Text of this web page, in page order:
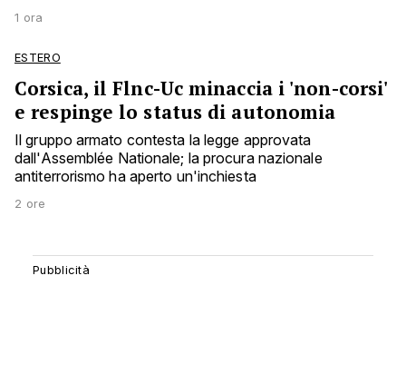
1 ora
ESTERO
Corsica, il Flnc-Uc minaccia i 'non-corsi'
e respinge lo status di autonomia
Il gruppo armato contesta la legge approvata
dall'Assemblée Nationale; la procura nazionale
antiterrorismo ha aperto un'inchiesta
2 ore